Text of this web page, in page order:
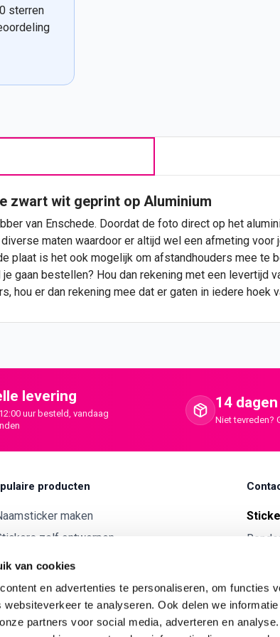
van cookies
en advertenties te personaliseren, om functies
websiteverkeer te analyseren. Ook delen we
partners voor social media, adverteren en
sterren
zwart wit geprint op Aluminium
van Enschede. Doordat de foto direct op het
maten waardoor er altijd wel een afmeting
plaat is het ook mogelijk om afstandhouders mee te
gaan bestellen? Hou dan rekening met een levertijd
hou er dan rekening mee dat er gaten in iedere hoek
levering
uur besteld, vandaag
14
Niet tevreden?
producten
maken
zelf ontwerpen
je eigen houten tekst
eigen ontwerp
je eigen kunststof tekst
maken
KVK: